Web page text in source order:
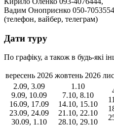
Вадим Оноприєнко 050-7053554
(телефон, вайбер, телеграм)
Дати туру
По графіку, а також в будь-які
вересень 2026 жовтень 2026
2.09, 3.09
9.09, 10.09
16.09, 17.09
23.09, 24.09
30.09, 1.10
1.10
7.10, 8.10
14.10, 15.10
21.10, 22.10
28.10, 29.10